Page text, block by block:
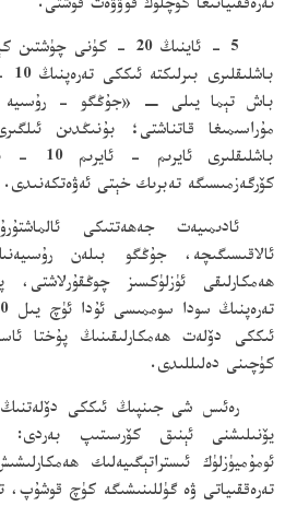
تەرەققىياتىغا كۈچلۈك قۇۋۋەت قوشتى.
5 - ئاينىڭ 20 - كۈنى
باش تېما يىلى − «جۇڭگو - رۇسىيە
مۇراسىمىغا قاتناشتى؛ بۇنىڭدىن
كۆرگەزمىسىگە تەبرىك خېتى ئەۋەتكەنىدى.
ئادىمىيەت جەھەتتىكى
ئالاقىسىگىچە، جۇڭگو بىلەن
ھەمكارلىقى ئۈزلۈكسىز
ئىككى دۆلەت ھەمكارلىقىنىڭ پۇختا
كۈچىنى دەلىللىدى.
رەئىس شى جىنپىڭ ئىككى
يۆنىلىشنى ئېنىق كۆرسىتىپ بەردى:
ئومۇميۈزلۈك ئىستراتېگىيەلىك
تەرەققىياتى ۋە گۈللىنىشىگە كۈچ قوشۇپ،